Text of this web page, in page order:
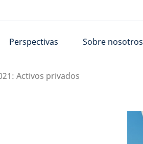
Perspectivas Sobre nosotros
Activos privados